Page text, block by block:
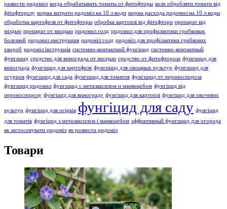
развести ридомил когда обрабатывать томаты от фитофторы коли обробляти томати від
фітофторозу норма витрати ридоміл на 10 л води норма расхода ридомил на 10 л воды
обработка картофеля от фитофторы обробка картоплі від фітофтори препарат від
мілдью препарат от милдью ридомил голд ридомил для профилактики грибковых
болезней ридомил инструкция ридоміл голд ридоміл для профілактики грибкових
хвороб ридоміл інструкція системно-контактний фунгіцид системно-контактный
фунгицид средство для винограда от милдью средство от фитофтороза фунгицид для
винограда фунгицид для картофеля фунгицид для овощных культур фунгицид для
огурцов фунгицид для сада фунгицид для томатов фунгицид от пероноспороза
фунгицид ридомил фунгицид с металаксилом и манкоцебом фунгіцид від
пероноспорозу фунгіцид для винограду фунгіцид для картоплі фунгіцид для овочевих
культур фунгіцид для огірків фунгіцид для саду фунгіцид
для томатів фунгіцид з металаксилом і манкоцебом эффективный фунгицид для огорода
як застосовувати ридоміл як розвести ридоміл
Товари